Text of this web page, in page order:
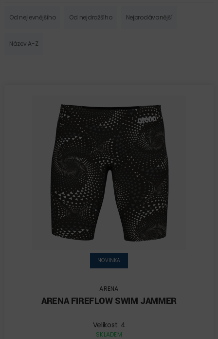
Od nejlevnějšího Od nejdražšího Nejprodávanější
Název A-Z
NOVINKA
ARENA
ARENA FIREFLOW SWIM JAMMER
Velikost: 4
SKLADEM